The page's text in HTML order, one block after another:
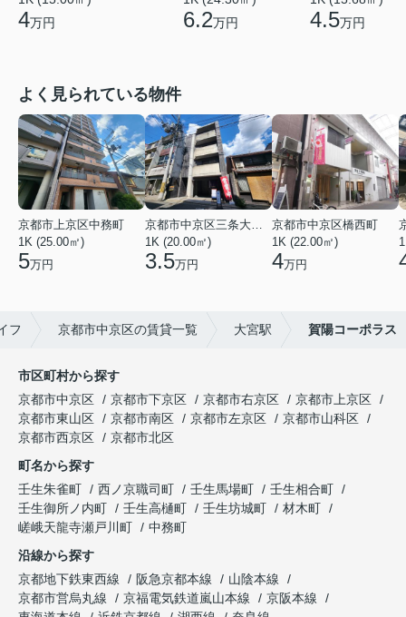
4万円 6.2万円 4.5万円
よく見られている物件
京都市上京区中務町
1K (25.00㎡)
5万円
京都市中京区三条大宮町
1K (20.00㎡)
3.5万円
京都市中京区橋西町
1K (22.00㎡)
4万円
フ 京都市中京区の賃貸一覧 大宮駅 賀陽コーポラス
市区町村から探す
京都市中京区
京都市下京区 京都市右京区
京都市上京区
京都市東山区
京都市南区 京都市左京区
京都市山科区
京都市西京区
京都市北区
町名から探す
壬生朱雀町
西ノ京職司町 壬生馬場町
壬生相合町
壬生御所ノ内町
壬生高樋町 壬生坊城町
材木町
嵯峨天龍寺瀬戸川町
中務町
沿線から探す
京都地下鉄東西線
阪急京都本線
山陰本線
京都市営烏丸線
京福電気鉄道嵐山本線
京阪本線